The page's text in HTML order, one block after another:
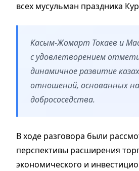
всех мусульман праздника
Касым-Жомарт Токаев и
с удовлетворением
динамичное развитие
отношений, основанных
добрососедства.
В ходе разговора были
перспективы расширения
экономического и